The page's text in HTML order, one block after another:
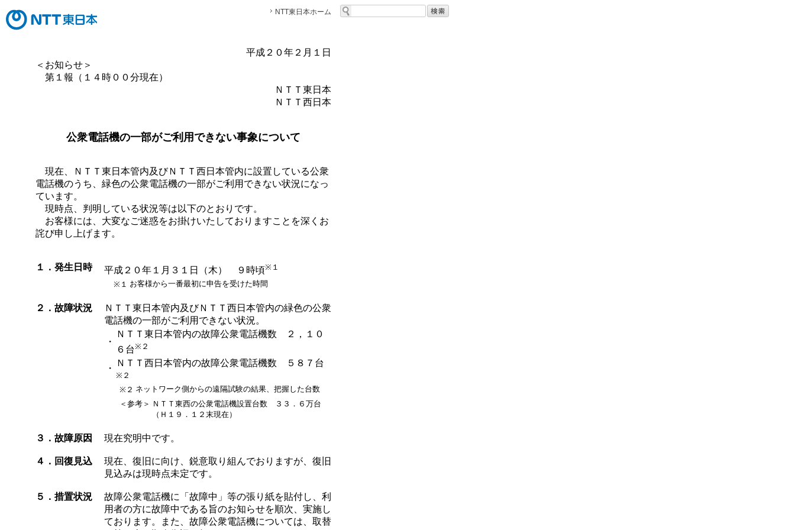
NTT東日本ホーム
平成２０年２月１日
＜お知らせ＞
第１報（１４時００分現在）
ＮＴＴ東日本
ＮＴＴ西日本
公衆電話機の一部がご利用できない事象について
現在、ＮＴＴ東日本管内及びＮＴＴ西日本管内に設置している公衆
電話機のうち、緑色の公衆電話機の一部がご利用できない状況になっ
ています。
現時点、判明している状況等は以下のとおりです。
お客様には、大変なご迷惑をお掛けいたしておりますことを深くお
詫び申し上げます。
１．発生日時 平成２０年１月３１日（木） ９時頃※１
※１ お客様から一番最初に申告を受けた時間
２．故障状況
ＮＴＴ東日本管内及びＮＴＴ西日本管内の緑色の公衆
電話機の一部がご利用できない状況。
・
ＮＴＴ東日本管内の故障公衆電話機数 ２，１０
６台※２
・
ＮＴＴ西日本管内の故障公衆電話機数 ５８７台
※２
※２ ネットワーク側からの遠隔試験の結果、把握した台数
＜参考＞ ＮＴＴ東西の公衆電話機設置台数 ３３．６万台
（Ｈ１９．１２末現在）
３．故障原因 現在究明中です。
４．回復見込
現在、復旧に向け、鋭意取り組んでおりますが、復旧
見込みは現時点未定です。
５．措置状況
故障公衆電話機に「故障中」等の張り紙を貼付し、利
用者の方に故障中である旨のお知らせを順次、実施し
ております。また、故障公衆電話機については、取替